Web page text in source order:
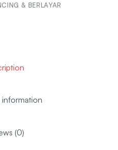
& BERLAYAR
information
(0)